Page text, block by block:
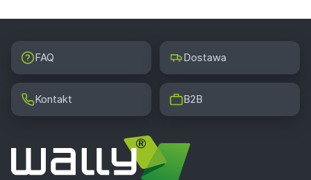
FAQ Dostawa
Kontakt B2B